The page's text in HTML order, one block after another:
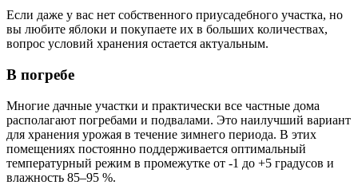
Если даже у вас нет собственного приусадебного участка, но
вы любите яблоки и покупаете их в больших количествах,
вопрос условий хранения остается актуальным.
В погребе
Многие дачные участки и практически все частные дома
располагают погребами и подвалами. Это наилучший вариант
для хранения урожая в течение зимнего периода. В этих
помещениях постоянно поддерживается оптимальный
температурный режим в промежутке от -1 до +5 градусов и
влажность 85–95 %.